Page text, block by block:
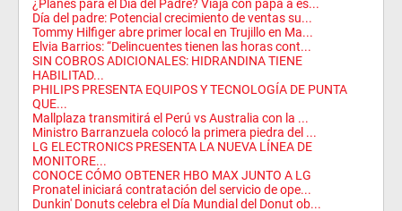
¿Planes para el Día del Padre? Viaja con papá a es...
Día del padre: Potencial crecimiento de ventas su...
Tommy Hilfiger abre primer local en Trujillo en Ma...
Elvia Barrios: “Delincuentes tienen las horas cont...
SIN COBROS ADICIONALES: HIDRANDINA TIENE
HABILITAD...
PHILIPS PRESENTA EQUIPOS Y TECNOLOGÍA DE PUNTA
QUE...
Mallplaza transmitirá el Perú vs Australia con la ...
Ministro Barranzuela colocó la primera piedra del ...
LG ELECTRONICS PRESENTA LA NUEVA LÍNEA DE
MONITORE...
CONOCE CÓMO OBTENER HBO MAX JUNTO A LG
Pronatel iniciará contratación del servicio de ope...
Dunkin' Donuts celebra el Día Mundial del Donut ob...